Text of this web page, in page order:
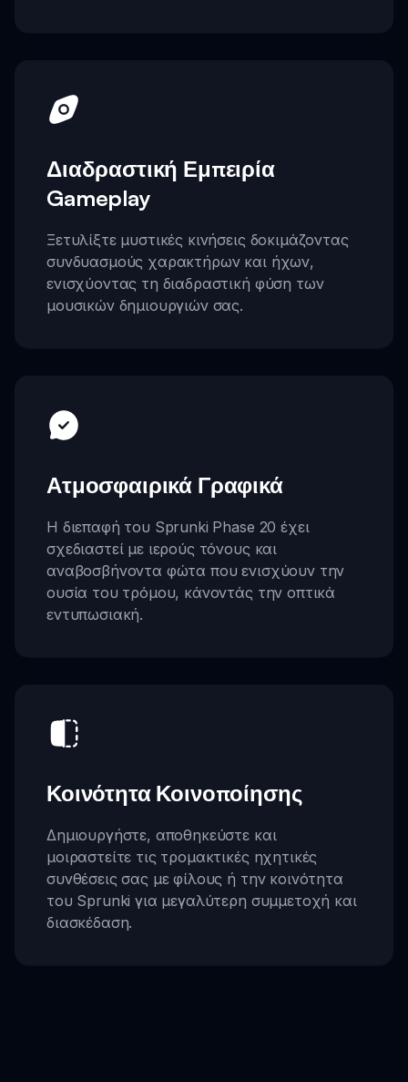
Διαδραστική Εμπειρία
Gameplay
Ξετυλίξτε μυστικές κινήσεις δοκιμάζοντας
συνδυασμούς χαρακτήρων και ήχων,
ενισχύοντας τη διαδραστική φύση των
μουσικών δημιουργιών σας.
Ατμοσφαιρικά Γραφικά
Η διεπαφή του Sprunki Phase 20 έχει
σχεδιαστεί με ιερούς τόνους και
αναβοσβήνοντα φώτα που ενισχύουν την
ουσία του τρόμου, κάνοντάς την οπτικά
εντυπωσιακή.
Κοινότητα Κοινοποίησης
Δημιουργήστε, αποθηκεύστε και
μοιραστείτε τις τρομακτικές ηχητικές
συνθέσεις σας με φίλους ή την κοινότητα
του Sprunki για μεγαλύτερη συμμετοχή και
διασκέδαση.